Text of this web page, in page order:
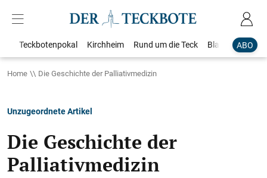
ABO
Teckbotenpokal Kirchheim Rund um die Teck Blaulicht
Home Die Geschichte der Palliativmedizin
Unzugeordnete Artikel
Die Geschichte der
Palliativmedizin